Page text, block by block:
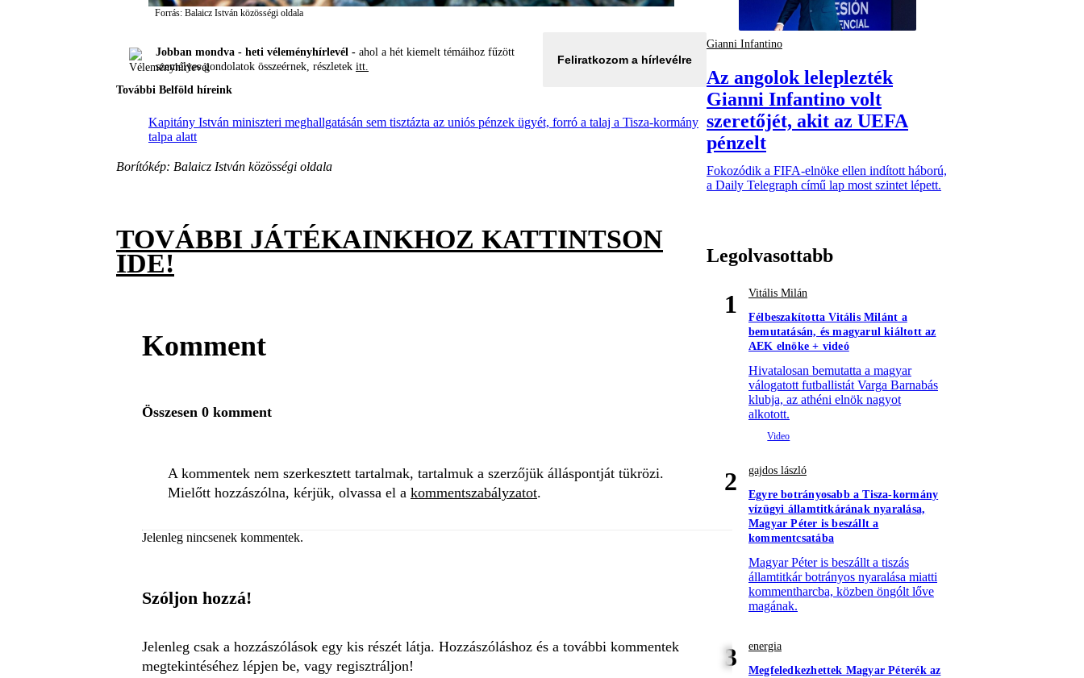
Forrás: Balaicz István közösségi oldala
Jobban mondva - heti véleményhírlevél - ahol a hét kiemelt témáihoz fűzött
személyes gondolatok összeérnek, részletek itt.
Feliratkozom a hírlevélre
További Belföld híreink
Kapitány István miniszteri meghallgatásán sem tisztázta az uniós pénzek ügyét, forró a talaj a Tisza-kormány
talpa alatt
Borítókép: Balaicz István közösségi oldala
TOVÁBBI JÁTÉKAINKHOZ KATTINTSON
IDE!
Komment
Összesen 0 komment
A kommentek nem szerkesztett tartalmak, tartalmuk a szerzőjük álláspontját tükrözi.
Mielőtt hozzászólna, kérjük, olvassa el a kommentszabályzatot.
Jelenleg nincsenek kommentek.
Szóljon hozzá!
Jelenleg csak a hozzászólások egy kis részét látja. Hozzászóláshoz és a további kommentek
megtekintéséhez lépjen be, vagy regisztráljon!
Gianni Infantino
Az angolok leleplezték
Gianni Infantino volt
szeretőjét, akit az UEFA
pénzelt
Fokozódik a FIFA-elnöke ellen indított háború,
a Daily Telegraph című lap most szintet lépett.
Legolvasottabb
1
Vitális Milán
Félbeszakította Vitális Milánt a
bemutatásán, és magyarul kiáltott az
AEK elnöke + videó
Hivatalosan bemutatta a magyar
válogatott futballistát Varga Barnabás
klubja, az athéni elnök nagyot
alkotott.
2
gajdos lászló
Egyre botrányosabb a Tisza-kormány
vízügyi államtitkárának nyaralása,
Magyar Péter is beszállt a
kommentcsatába
Magyar Péter is beszállt a tiszás
államtitkár botrányos nyaralása miatti
kommentharcba, közben öngólt lőve
magának.
3
energia
Megfeledkezhettek Magyar Péterék az